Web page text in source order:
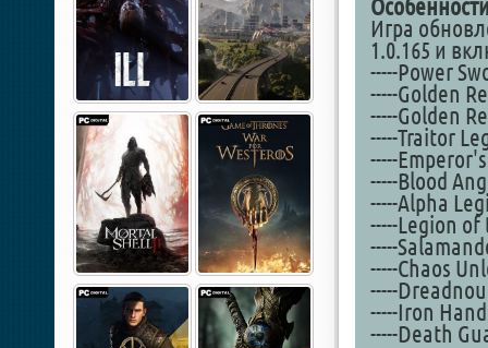
Игра
1.0.165 и
-----Power
-----Golden
-----Golden
-----Traitor
-----
-----Blood
-----Alpha
-----Legion
-----
-----Chaos
-----
-----Iron
-----Death